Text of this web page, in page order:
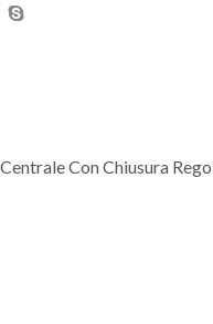
Con Chiusura